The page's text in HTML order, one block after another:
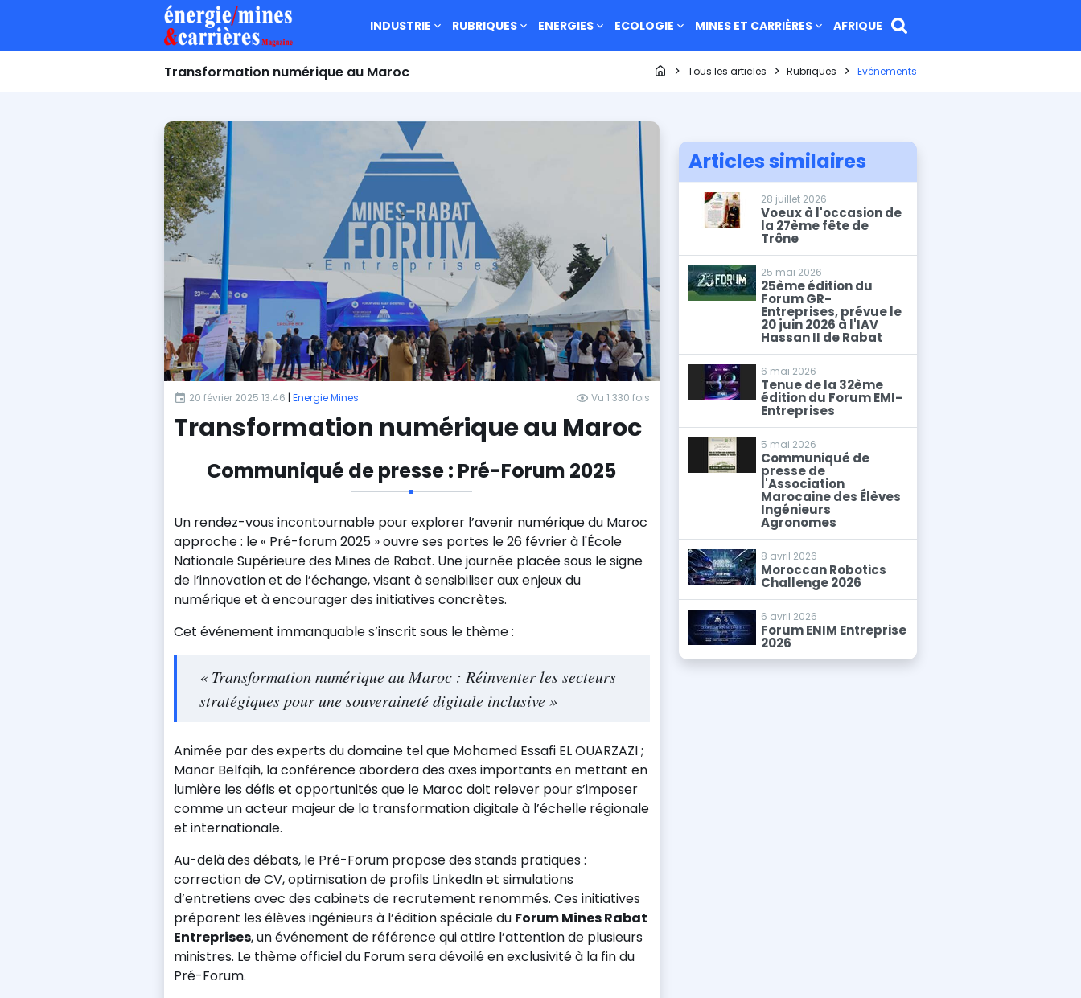
INDUSTRIE RUBRIQUES ENERGIES ECOLOGIE MINES ET CARRIÈRES AFRIQUE
Transformation numérique au Maroc Page d'accueil
Tous les articles Rubriques Evénements
20 février 2025 13:46 | Energie Mines Vu 1 330 fois
Transformation numérique au Maroc
Communiqué de presse : Pré-Forum 2025
Un rendez-vous incontournable pour explorer l’avenir numérique du Maroc
approche : le « Pré-forum 2025 » ouvre ses portes le 26 février à l'École
Nationale Supérieure des Mines de Rabat. Une journée placée sous le signe
de l’innovation et de l’échange, visant à sensibiliser aux enjeux du
numérique et à encourager des initiatives concrètes.
Cet événement immanquable s’inscrit sous le thème :
« Transformation numérique au Maroc : Réinventer les secteurs
stratégiques pour une souveraineté digitale inclusive »
Animée par des experts du domaine tel que Mohamed Essafi EL OUARZAZI ;
Manar Belfqih, la conférence abordera des axes importants en mettant en
lumière les défis et opportunités que le Maroc doit relever pour s’imposer
comme un acteur majeur de la transformation digitale à l’échelle régionale
et internationale.
Au-delà des débats, le Pré-Forum propose des stands pratiques :
correction de CV, optimisation de profils LinkedIn et simulations
d’entretiens avec des cabinets de recrutement renommés. Ces initiatives
préparent les élèves ingénieurs à l’édition spéciale du Forum Mines Rabat
Entreprises, un événement de référence qui attire l’attention de plusieurs
ministres. Le thème officiel du Forum sera dévoilé en exclusivité à la fin du
Pré-Forum.
Articles similaires
28 juillet 2026
Voeux à l'occasion de
la 27ème fête de
Trône
25 mai 2026
25ème édition du
Forum GR-
Entreprises, prévue le
20 juin 2026 à l'IAV
Hassan II de Rabat
6 mai 2026
Tenue de la 32ème
édition du Forum EMI-
Entreprises
5 mai 2026
Communiqué de
presse de
l'Association
Marocaine des Élèves
Ingénieurs
Agronomes
8 avril 2026
Moroccan Robotics
Challenge 2026
6 avril 2026
Forum ENIM Entreprise
2026